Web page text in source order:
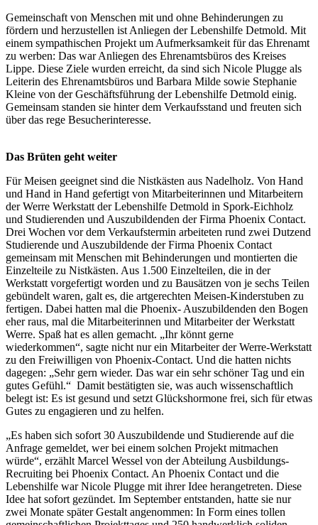
Gemeinschaft von Menschen mit und ohne Behinderungen zu
fördern und herzustellen ist Anliegen der Lebenshilfe Detmold. Mit
einem sympathischen Projekt um Aufmerksamkeit für das Ehrenamt
zu werben: Das war Anliegen des Ehrenamtsbüros des Kreises
Lippe. Diese Ziele wurden erreicht, da sind sich Nicole Plugge als
Leiterin des Ehrenamtsbüros und Barbara Milde sowie Stephanie
Kleine von der Geschäftsführung der Lebenshilfe Detmold einig.
Gemeinsam standen sie hinter dem Verkaufsstand und freuten sich
über das rege Besucherinteresse.
Das Brüten geht weiter
Für Meisen geeignet sind die Nistkästen aus Nadelholz. Von Hand
und Hand in Hand gefertigt von Mitarbeiterinnen und Mitarbeitern
der Werre Werkstatt der Lebenshilfe Detmold in Spork-Eichholz
und Studierenden und Auszubildenden der Firma Phoenix Contact.
Drei Wochen vor dem Verkaufstermin arbeiteten rund zwei Dutzend
Studierende und Auszubildende der Firma Phoenix Contact
gemeinsam mit Menschen mit Behinderungen und montierten die
Einzelteile zu Nistkästen. Aus 1.500 Einzelteilen, die in der
Werkstatt vorgefertigt worden und zu Bausätzen von je sechs Teilen
gebündelt waren, galt es, die artgerechten Meisen-Kinderstuben zu
fertigen. Dabei hatten mal die Phoenix- Auszubildenden den Bogen
eher raus, mal die Mitarbeiterinnen und Mitarbeiter der Werkstatt
Werre. Spaß hat es allen gemacht. „Ihr könnt gerne
wiederkommen“, sagte nicht nur ein Mitarbeiter der Werre-Werkstatt
zu den Freiwilligen von Phoenix-Contact. Und die hatten nichts
dagegen: „Sehr gern wieder. Das war ein sehr schöner Tag und ein
gutes Gefühl.“ Damit bestätigten sie, was auch wissenschaftlich
belegt ist: Es ist gesund und setzt Glückshormone frei, sich für etwas
Gutes zu engagieren und zu helfen.
„Es haben sich sofort 30 Auszubildende und Studierende auf die
Anfrage gemeldet, wer bei einem solchen Projekt mitmachen
würde“, erzählt Marcel Wessel von der Abteilung Ausbildungs-
Recruiting bei Phoenix Contact. An Phoenix Contact und die
Lebenshilfe war Nicole Plugge mit ihrer Idee herangetreten. Diese
Idee hat sofort gezündet. Im September entstanden, hatte sie nur
zwei Monate später Gestalt angenommen: In Form eines tollen